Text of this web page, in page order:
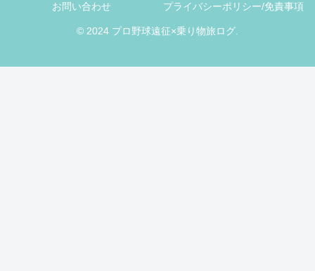
お問い合わせ プライバシーポリシー/免責事項
© 2024 プロ野球遠征×乗り物旅ログ.